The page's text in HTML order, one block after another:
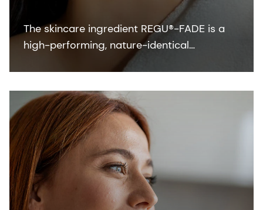
The skincare ingredient REGU®-FADE is a
high-performing, nature-identical
resveratrol that visibly brightens skin within